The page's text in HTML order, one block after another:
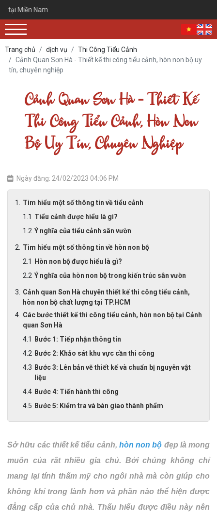
Trang chủ dịch vụ
Thi Công Tiểu Cảnh
Cảnh Quan Sơn Hà - Thiết kế thi công tiểu cảnh, hòn non bộ uy
tín, chuyên nghiệp
Cảnh Quan Sơn Hà - Thiết Kế
Thi Công Tiểu Cảnh, Hòn Non
Bộ Uy Tín, Chuyên Nghiệp
Ngày đăng: 24/02/2023 04:06 PM
Tìm hiểu một số thông tin về tiểu cảnh
Tiểu cảnh được hiểu là gì?
Ý nghĩa của tiểu cảnh sân vườn
Tìm hiểu một số thông tin về hòn non bộ
Hòn non bộ được hiểu là gì?
Ý nghĩa của hòn non bộ trong kiến trúc sân vườn
Cảnh quan Sơn Hà chuyên thiết kế thi công tiểu cảnh,
hòn non bộ chất lượng tại TP.HCM
Các bước thiết kế thi công tiểu cảnh, hòn non bộ tại Cảnh
quan Sơn Hà
Bước 1: Tiếp nhận thông tin
Bước 2: Khảo sát khu vực cần thi công
Bước 3: Lên bản vẽ thiết kế và chuẩn bị nguyên vật
liệu
Bước 4: Tiến hành thi công
Bước 5: Kiểm tra và bàn giao thành phẩm
Sở hữu các thiết kế tiểu cảnh, hòn non bộ đẹp là mong
muốn của rất nhiều gia chủ. Bởi chúng không chỉ
mang lại tính thẩm mỹ cho ngôi nhà mà còn giúp cho
không khí trong lành hơn và phần nào thể hiện được
đẳng cấp của chủ nhà. Thấu hiểu được điều này nên